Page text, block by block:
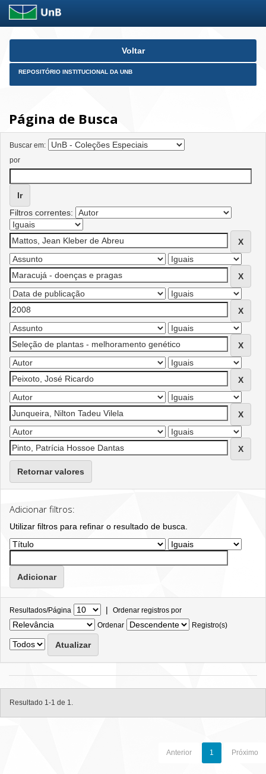
Skip
Voltar
REPOSITÓRIO INSTITUCIONAL DA UNB
Página de Busca
Buscar em:
por
Filtros correntes:
Retornar valores
Adicionar filtros:
Utilizar filtros para refinar o resultado de busca.
Resultados/Página | Ordenar registros por
Ordenar
Registro(s)
Resultado 1-1 de 1.
Anterior 1 Próximo